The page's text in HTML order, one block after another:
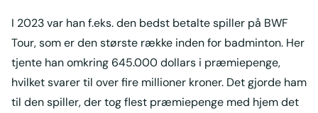
I 2023 var han f.eks. den bedst betalte spiller på BWF
Tour, som er den største række inden for badminton. Her
tjente han omkring 645.000 dollars i præmiepenge,
hvilket svarer til over fire millioner kroner. Det gjorde ham
til den spiller, der tog flest præmiepenge med hjem det